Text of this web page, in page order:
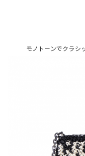
モノトーンでクラシ